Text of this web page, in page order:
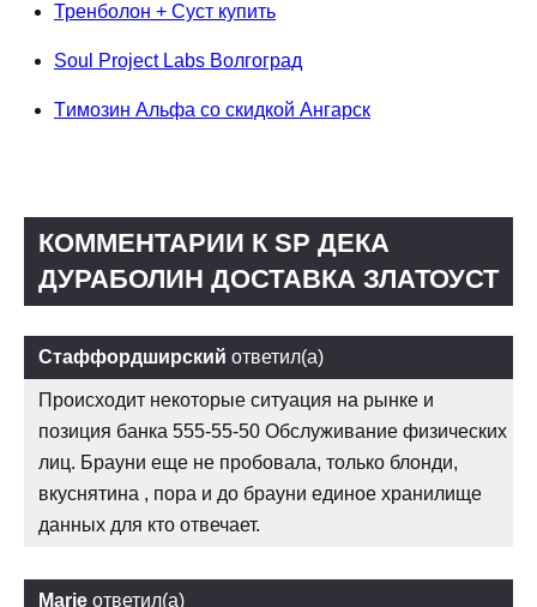
Тренболон + Суст купить
Soul Project Labs Волгоград
Tимозин Альфа со скидкой Ангарск
КОММЕНТАРИИ К SP ДЕКА
ДУРАБОЛИН ДОСТАВКА ЗЛАТОУСТ
Стаффордширский ответил(а)
Происходит некоторые ситуация на рынке и
позиция банка 555-55-50 Обслуживание физических
лиц. Брауни еще не пробовала, только блонди,
вкуснятина , пора и до брауни единое хранилище
данных для кто отвечает.
Marie ответил(а)